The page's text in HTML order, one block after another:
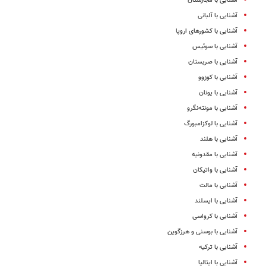
آشنایی با آلبانی
آشنایی با کشورهای اروپا
آشنایی با سوئیس
آشنایی با صربستان
آشنایی با کوزوو
آشنایی با یونان
آشنایی با مونته‌نگرو
آشنایی با لوکزامبورگ
آشنایی با هلند
آشنایی با مقدونیه
آشنایی با واتیکان
آشنایی با مالت
آشنایی با ایسلند
آشنایی با کرواسی
آشنایی با بوسنی و هرزگوین
آشنایی با ترکیه
آشنایی با ایتالیا